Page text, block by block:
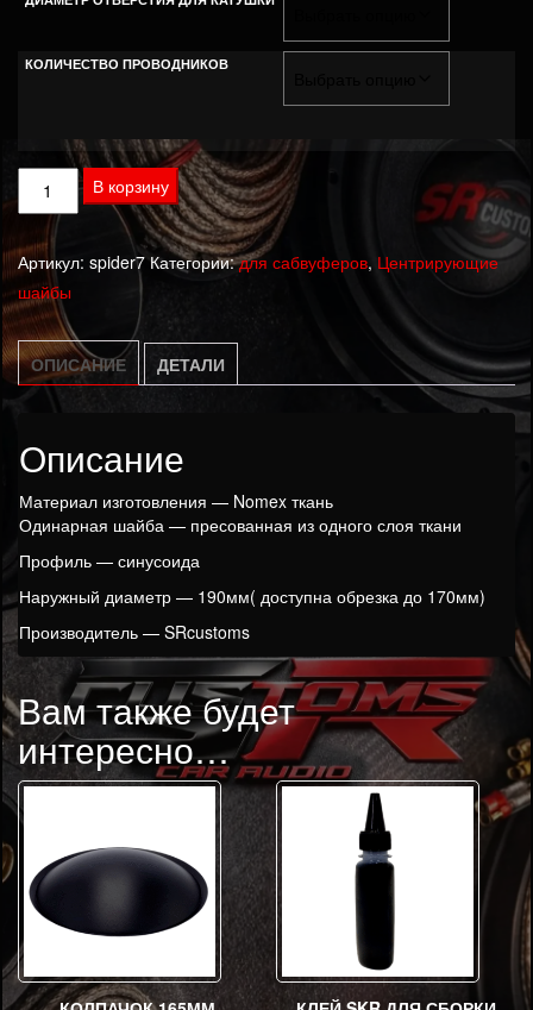
КОЛИЧЕСТВО ПРОВОДНИКОВ
Количество
товара
Центрирующая
шайба
7"
(170-
190мм)
В корзину
Артикул: spider7 Категории:для сабвуферов, Центрирующие
шайбы
ОПИСАНИЕ ДЕТАЛИ
Описание
Материал изготовления — Nomex ткань
Одинарная шайба — пресованная из одного слоя ткани
Профиль — синусоида
Наружный диаметр — 190мм( доступна обрезка до 170мм)
Производитель — SRcustoms
Вам также будет
интересно…